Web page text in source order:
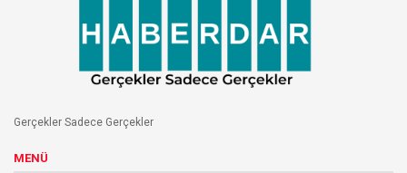
Gerçekler Sadece Gerçekler
MENÜ